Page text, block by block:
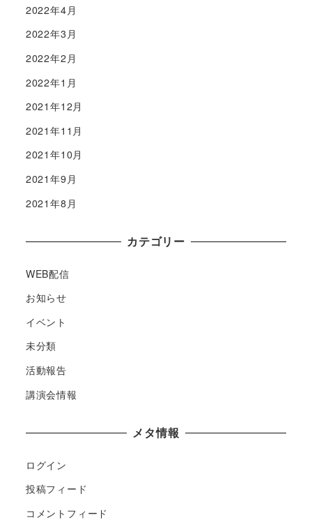
2022年4月
2022年3月
2022年2月
2022年1月
2021年12月
2021年11月
2021年10月
2021年9月
2021年8月
カテゴリー
WEB配信
お知らせ
イベント
未分類
活動報告
講演会情報
メタ情報
ログイン
投稿フィード
コメントフィード